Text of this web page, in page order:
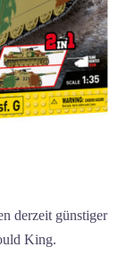
derzeit günstiger
King.